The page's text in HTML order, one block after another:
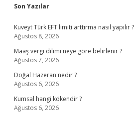
Sidebar
Son Yazılar
Kuveyt Türk EFT limiti arttırma nasıl yapılır ?
Ağustos 8, 2026
Maaş vergi dilimi neye göre belirlenir ?
Ağustos 7, 2026
Doğal Hazeran nedir ?
Ağustos 6, 2026
Kumsal hangi kökendir ?
Ağustos 6, 2026